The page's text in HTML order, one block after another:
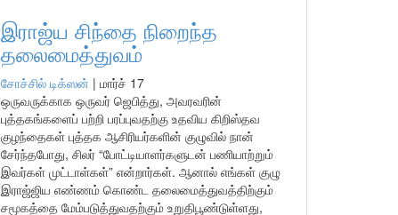
இராஜ்ய சிந்தை நிறைந்த
தலைமைத்துவம்
சோச்சில் டிக்ஸன் | மார்ச் 17
ஒருவருக்காக ஒருவர் ஜெபித்து, அவரவரின்
புத்தகங்களைப் பற்றி பரப்புவதற்கு உதவிய கிறிஸ்தவ
குழந்தைகள் புத்தக ஆசிரியர்களின் குழுவில் நான்
சேர்ந்தபோது, சிலர் “போட்டியாளர்களுடன் பணியாற்றும்
இவர்கள் முட்டாள்கள்” என்றார்கள். ஆனால் எங்கள் குழு
இராஜ்ஜிய எண்ணம் கொண்ட தலைமைத்துவத்திற்கும்
சமூகத்தை மேம்படுத்துவதற்கும் உறுதிபூண்டுள்ளது,